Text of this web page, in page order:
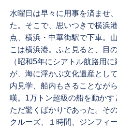
水曜日は早々に用事を済ませ
た。そこで、思いつきで横浜
点、横浜・中華街駅で下車。
こは横浜港。ふと見ると、目
（昭和5年にシアトル航路用
が、海に浮かぶ文化遺産とし
内見学、船内もさることなが
嘆。1万トン超級の船を動か
ただ驚くばかりであった。そ
クルーズ、１時間、ジンフィ